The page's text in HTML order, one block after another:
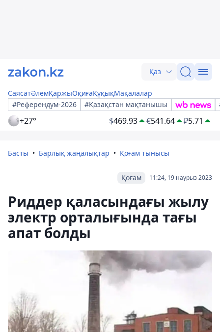
Қаз
СаясатӘлемҚаржыОқиғаҚұқықМақалалар
#Референдум-2026
#Қазақстан мақтанышы
+27° $469.93 €541.64 ₽5.71
Басты Барлық жаңалықтар Қоғам тынысы
11:24, 19 наурыз 2023
Қоғам
Риддер қаласындағы жылу
электр орталығында тағы
апат болды